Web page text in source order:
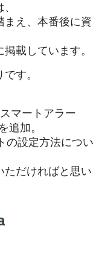
まえ、本番後に資
載しています。
す。
マートアラー
追加。
の設定方法につい
ただければと思い